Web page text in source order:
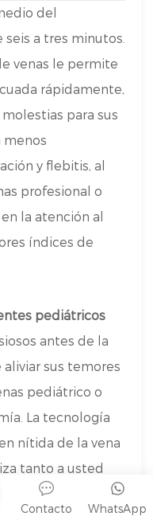
del
a tres minutos.
venas le permite
rápidamente,
para sus
menos
y flebitis, al
profesional o
la atención al
índices de
pediátricos
antes de la
sus temores
pediátrico o
La tecnología
nítida de la vena
tanto a usted
de cuidados
WhatsApp
Contacto